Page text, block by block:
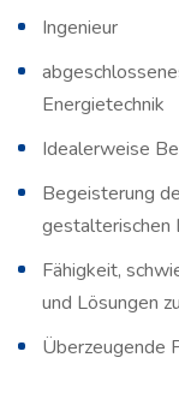
Ingenieur
Energietechnik
Idealerweise
Begeisterung
gestalterischen
Fähigkeit,
und Lösungen
Überzeugende